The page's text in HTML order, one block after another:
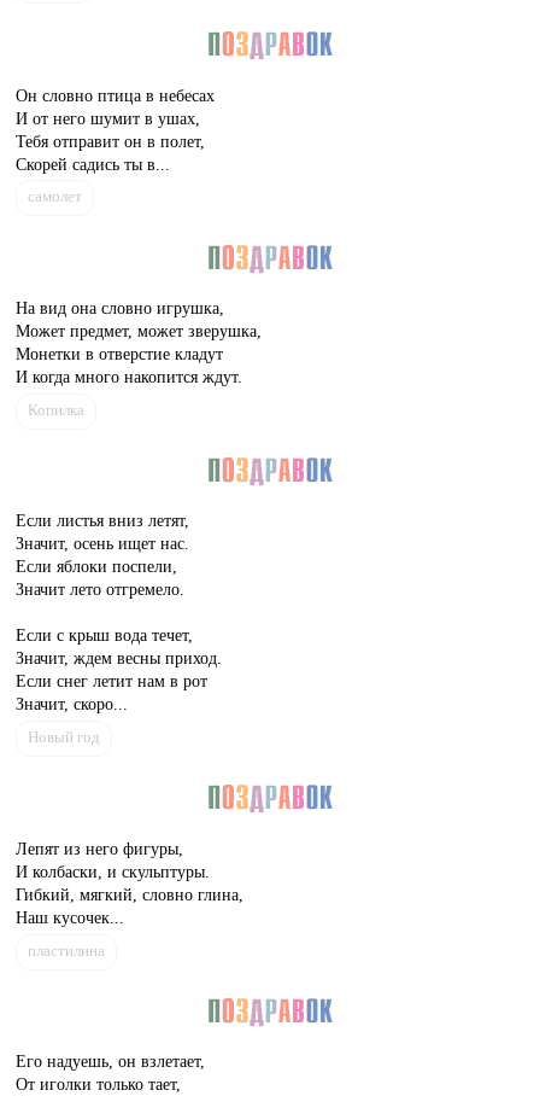
Он словно птица в небесах
И от него шумит в ушах,
Тебя отправит он в полет,
Скорей садись ты в...
самолет
На вид она словно игрушка,
Может предмет, может зверушка,
Монетки в отверстие кладут
И когда много накопится ждут.
Копилка
Если листья вниз летят,
Значит, осень ищет нас.
Если яблоки поспели,
Значит лето отгремело.
Если с крыш вода течет,
Значит, ждем весны приход.
Если снег летит нам в рот
Значит, скоро...
Новый год
Лепят из него фигуры,
И колбаски, и скульптуры.
Гибкий, мягкий, словно глина,
Наш кусочек...
пластилина
Его надуешь, он взлетает,
От иголки только тает,